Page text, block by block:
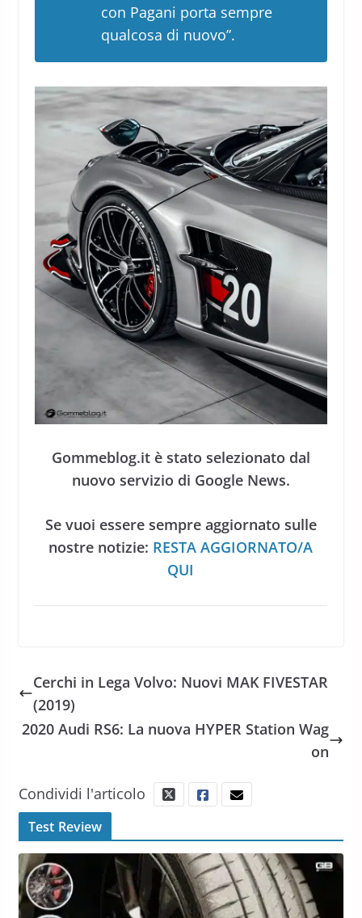
con Pagani porta sempre
qualcosa di nuovo”.
Gommeblog.it è stato selezionato dal
nuovo servizio di Google News.
Se vuoi essere sempre aggiornato sulle
nostre notizie: RESTA AGGIORNATO/A
QUI
Cerchi in Lega Volvo: Nuovi MAK FIVESTAR
(2019)
2020 Audi RS6: La nuova HYPER Station Wag
on
Condividi l'articolo
Test Review